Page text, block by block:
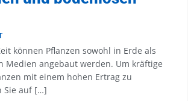
können Pflanzen sowohl in Erde als
Medien angebaut werden. Um kräftige
mit einem hohen Ertrag zu
Sie auf […]